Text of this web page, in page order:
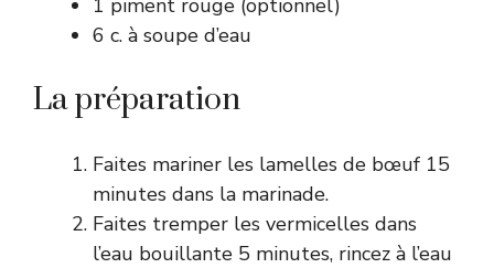
6 c. à soupe d’eau
La préparation
Faites mariner les lamelles de bœuf 15
minutes dans la marinade.
Faites tremper les vermicelles dans
l’eau bouillante 5 minutes, rincez à l’eau